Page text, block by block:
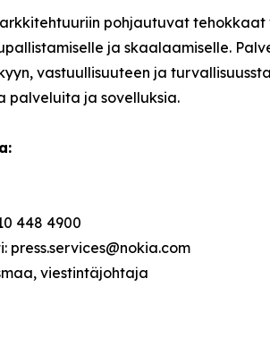
pohjautuvat
ja skaalaamiselle.
vastuullisuuteen ja
palveluita ja sovelluksia.
448 4900
press.services@nokia.com
viestintäjohtaja